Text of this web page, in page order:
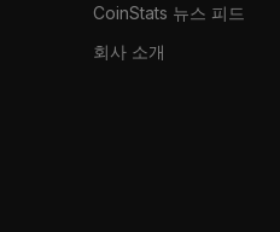
CoinStats 뉴스 피드
회사 소개